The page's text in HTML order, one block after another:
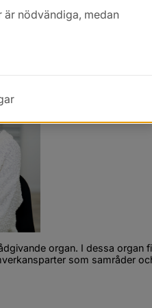
organ. I dessa organ
som samråder
nödvändiga, medan